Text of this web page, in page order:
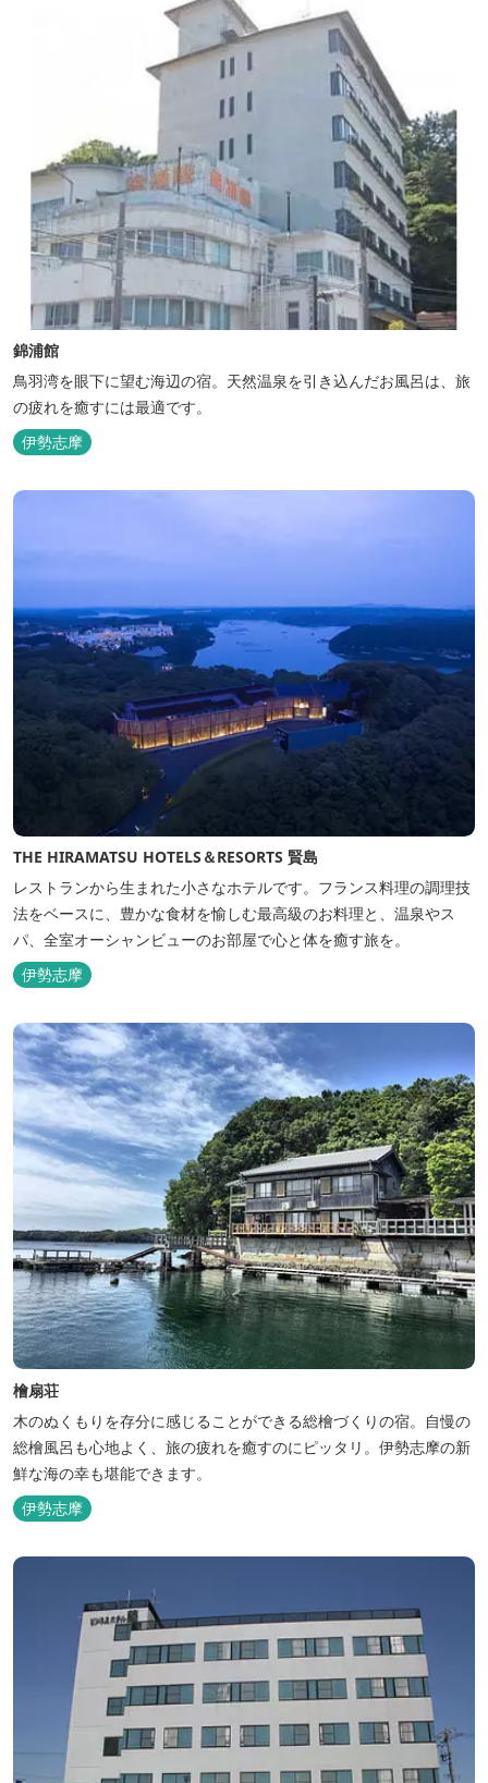
錦浦館
鳥羽湾を眼下に望む海辺の宿。天然温泉を引き込んだお風呂は、旅
の疲れを癒すには最適です。
伊勢志摩
THE HIRAMATSU HOTELS＆RESORTS 賢島
レストランから生まれた小さなホテルです。フランス料理の調理技
法をベースに、豊かな食材を愉しむ最高級のお料理と、温泉やス
パ、全室オーシャンビューのお部屋で心と体を癒す旅を。
伊勢志摩
檜扇荘
木のぬくもりを存分に感じることができる総檜づくりの宿。自慢の
総檜風呂も心地よく、旅の疲れを癒すのにピッタリ。伊勢志摩の新
鮮な海の幸も堪能できます。
伊勢志摩